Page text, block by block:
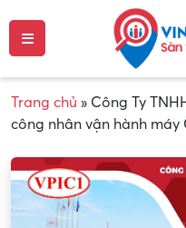
Trang chủ » Công Ty
công nhân vận hành máy